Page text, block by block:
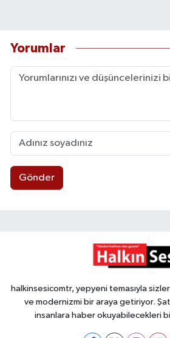
Yorumlar
Gönder
halkinsesicomtr, yepyeni temasıyla
ve modernizmi bir araya getiriyor.
insanlara haber okuyabilecekleri